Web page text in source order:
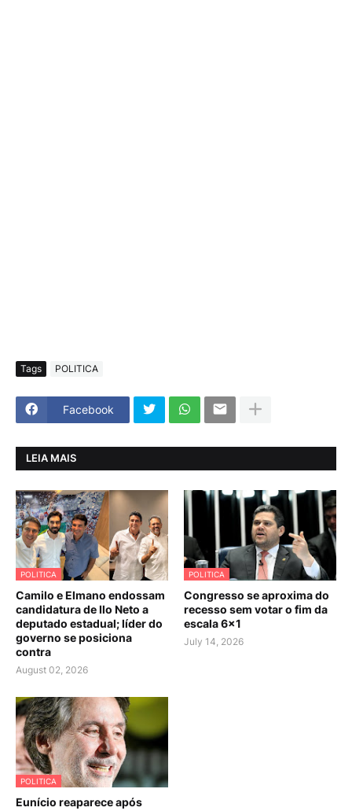
Tags POLITICA
Facebook
LEIA MAIS
POLITICA
Camilo e Elmano endossam
candidatura de Ilo Neto a
deputado estadual; líder do
governo se posiciona
contra
August 02, 2026
POLITICA
Congresso se aproxima do
recesso sem votar o fim da
escala 6×1
July 14, 2026
POLITICA
Eunício reaparece após